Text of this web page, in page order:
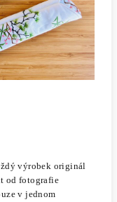
výrobek originál
od fotografie
v jednom